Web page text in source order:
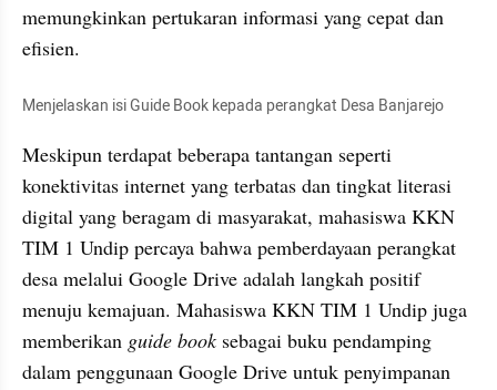
memungkinkan pertukaran informasi yang cepat dan
efisien.
Menjelaskan isi Guide Book kepada perangkat Desa Banjarejo
Meskipun terdapat beberapa tantangan seperti
konektivitas internet yang terbatas dan tingkat literasi
digital yang beragam di masyarakat, mahasiswa KKN
TIM 1 Undip percaya bahwa pemberdayaan perangkat
desa melalui Google Drive adalah langkah positif
menuju kemajuan. Mahasiswa KKN TIM 1 Undip juga
memberikan guide book sebagai buku pendamping
dalam penggunaan Google Drive untuk penyimpanan